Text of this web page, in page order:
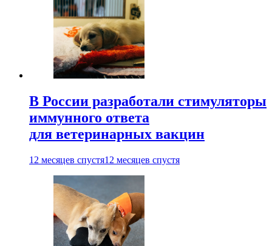
В России разработали стимуляторы
иммунного ответа
для ветеринарных вакцин
12 месяцев спустя12 месяцев спустя